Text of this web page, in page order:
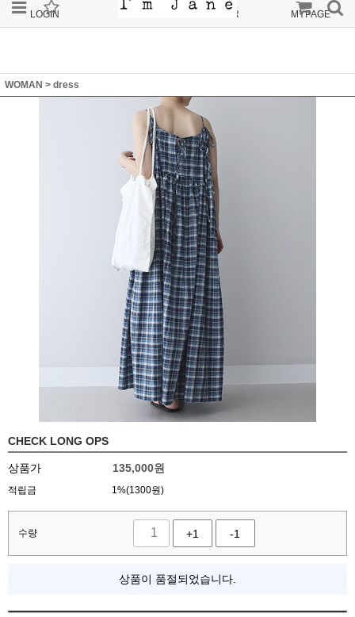
LOGIN ORDER MYPAGE
WOMAN > dress
CHECK LONG OPS
상품가 135,000원
적립금 1%(1300원)
수량 +1 -1
상품이 품절되었습니다.